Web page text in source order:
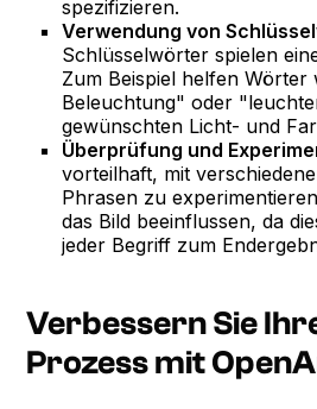
spezifizieren.
Verwendung von
Schlüsselwörter spielen
Zum Beispiel helfen
Beleuchtung" oder
gewünschten Licht- und
Überprüfung und
vorteilhaft, mit
Phrasen zu
das Bild beeinflussen, da
jeder Begriff zum
Verbessern Sie
Prozess mit